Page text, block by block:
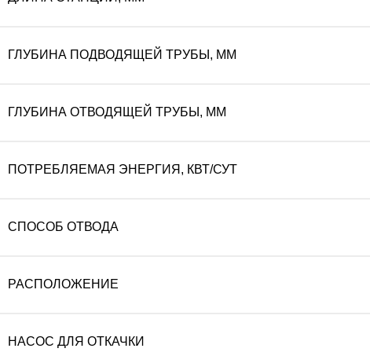
ГЛУБИНА ПОДВОДЯЩЕЙ ТРУБЫ, ММ
ГЛУБИНА ОТВОДЯЩЕЙ ТРУБЫ, ММ
ПОТРЕБЛЯЕМАЯ ЭНЕРГИЯ, КВТ/СУТ
СПОСОБ ОТВОДА
РАСПОЛОЖЕНИЕ
НАСОС ДЛЯ ОТКАЧКИ